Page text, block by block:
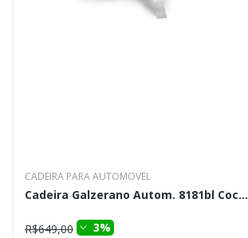
CADEIRA PARA AUTOMOVEL
Cadeira Galzerano Autom. 8181bl Coc...
R$649,00 3%